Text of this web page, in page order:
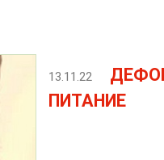
13.11.22
ПИТАНИЕ